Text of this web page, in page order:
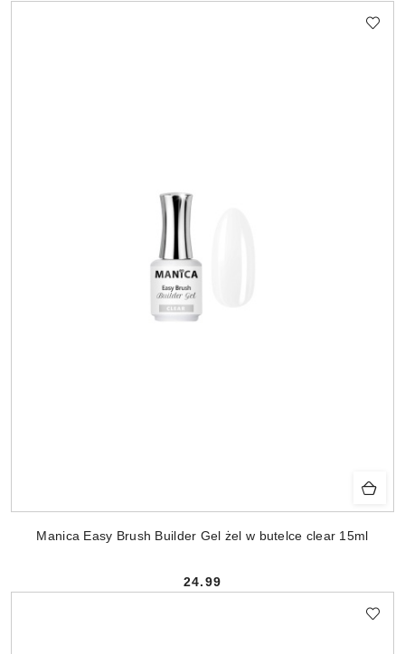
Manica Easy Brush Builder Gel żel w butelce clear 15ml
Cena:
24.99